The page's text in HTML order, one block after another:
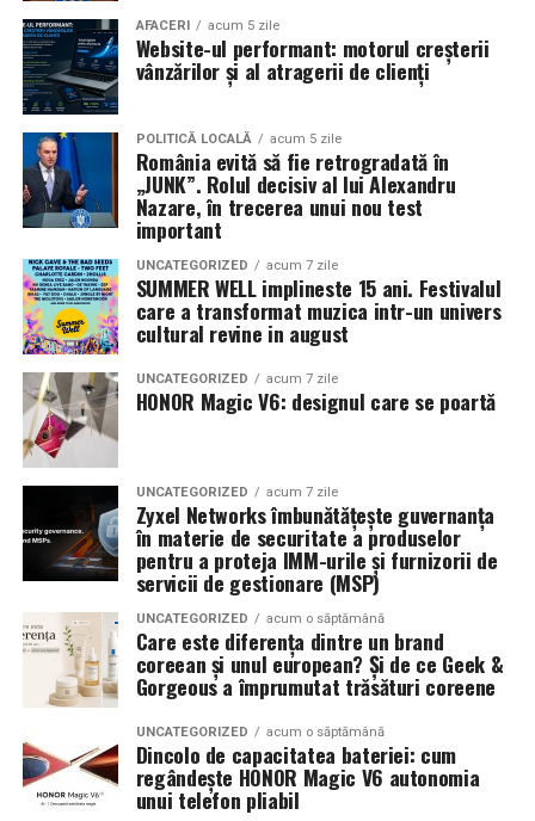
Pe11 februarieva avea loc proiecția specială
mea”de la Cinema City din City Park Constanța,de la
18:30, unde
regizorul Paul Decu și actrița Azaleea
Necula, originari din Constanța și împrejurimi, vor
prezenta filmul alături de colegii lorIoana State,
Alexandra Răduță și Gabriel Vatavu.
Cinema City Shopping City Galațiinvită spectatorii
12 februarie de la 18:30
State și Azaleea Necula și regizorul Paul Decu.
Pe 13 februarie la ora 18:30, spectatorii din
invitați la proiecția specială din
Mall , alături de regizorulPaul Decu și de
actoriiGabriel Vatavu, Sergiu Costache, Azaleea
Necula, Alexandra Răduță.
De „Ziua Îndrăgostiților”, pe14 februarie, în Cinema
City Iulius Mall Suceava, de la 18:30, spectatorii sunt
invitați la film alături de regizorulPaul Decuși de
actoriiSergiu Costache, Vlad si Oana Gherman,
Alexandra Răduță.
Cineplexx Băneasa Shopping City
Bucureștigăzduiește o proiecție specială în prezența
întregii echipe pe15 februarie, de la 17:30.
ÎnCraiova, regizorulPaul Decuși actorii Sergiu
Costache, Azaleea Necula și Oana Gherman
AFACERI acum 5 zile
Website-ul performant: motorul creșterii
vânzărilor și al atragerii de clienți
POLITICĂ LOCALĂ acum 5 zile
România evită să fie retrogradată în
„JUNK”. Rolul decisiv al lui Alexandru
Nazare, în trecerea unui nou test
important
UNCATEGORIZED acum 7 zile
SUMMER WELL implineste 15 ani. Festivalul
care a transformat muzica intr-un univers
cultural revine in august
UNCATEGORIZED acum 7 zile
HONOR Magic V6: designul care se poartă
UNCATEGORIZED acum 7 zile
Zyxel Networks îmbunătățește guvernanța
în materie de securitate a produselor
pentru a proteja IMM-urile și furnizorii de
servicii de gestionare (MSP)
UNCATEGORIZED acum o săptămână
Care este diferența dintre un brand
coreean și unul european? Și de ce Geek &
Gorgeous a împrumutat trăsături coreene
UNCATEGORIZED acum o săptămână
Dincolo de capacitatea bateriei: cum
regândește HONOR Magic V6 autonomia
unui telefon pliabil